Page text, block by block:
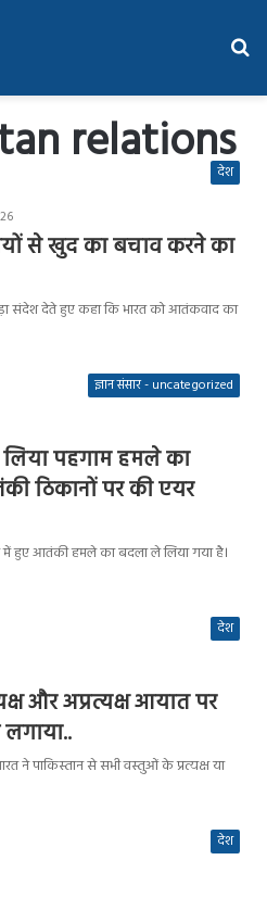
relations
देश
से खुद का बचाव करने का
देते हुए कहा कि भारत को आतंकवाद का
ज्ञान संसार - uncategorized
लिया पहगाम हमले का
ठिकानों पर की एयर
हुए आतंकी हमले का बदला ले लिया गया है।
देश
और अप्रत्यक्ष आयात पर
ने पाकिस्तान से सभी वस्तुओं के प्रत्यक्ष या
देश